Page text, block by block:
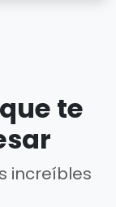
te
increíbles